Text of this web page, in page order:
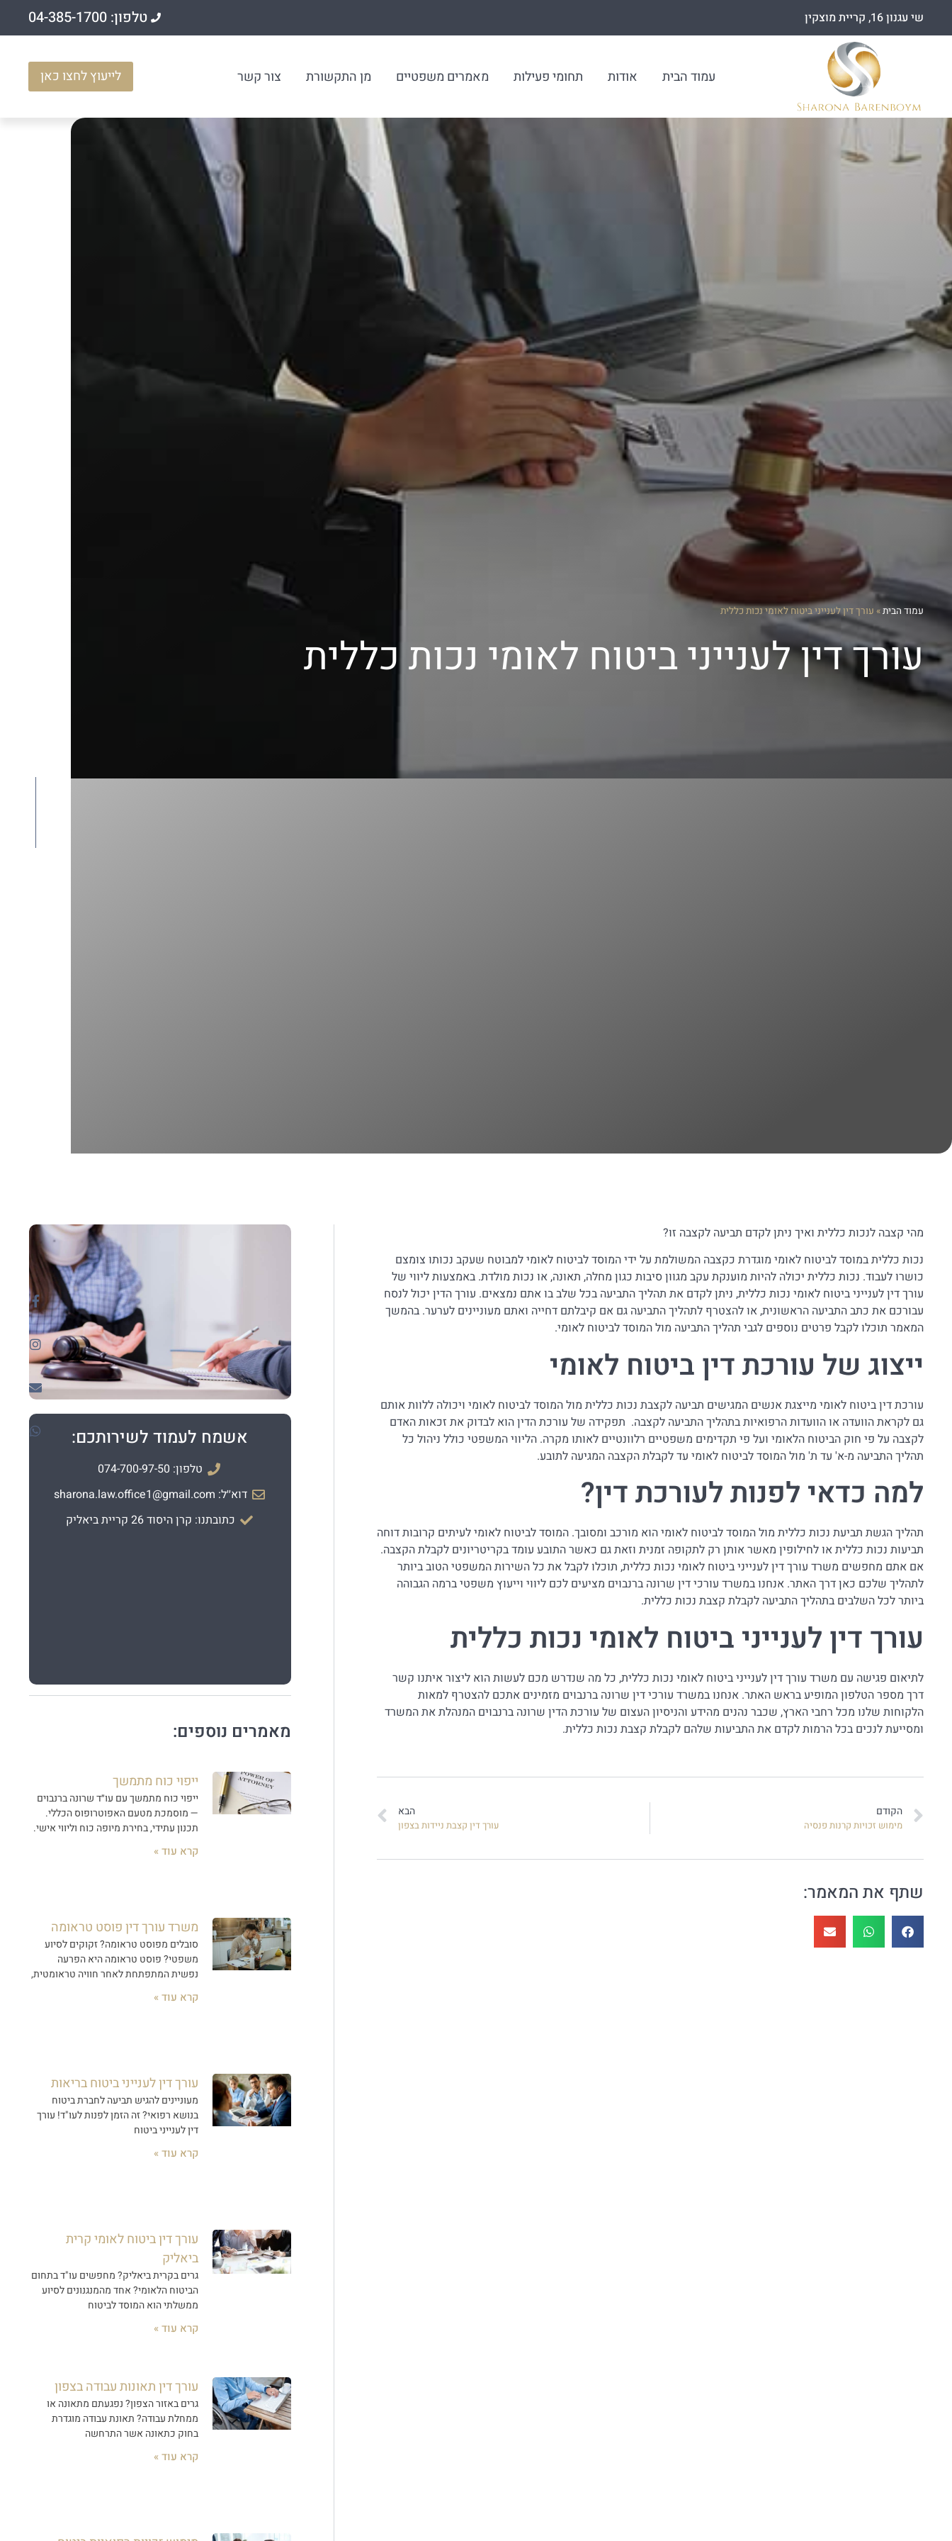
שי עגנון 16, קריית מוצקין טלפון: 04-385-1700
עמוד הבית אודות תחומי פעילות מאמרים משפטיים מן התקשורת צור קשר לייעוץ לחצו כאן
עמוד הבית» עורך דין לענייני ביטוח לאומי נכות כללית
עורך דין לענייני ביטוח לאומי נכות כללית
מהי קצבה לנכות כללית ואיך ניתן לקדם תביעה לקצבה זו?
נכות כללית במוסד לביטוח לאומי מוגדרת כקצבה המשולמת על ידי המוסד לביטוח לאומי למבוטח שעקב נכותו צומצם
כושרו לעבוד. נכות כללית יכולה להיות מוענקת עקב מגוון סיבות כגון מחלה, תאונה, או נכות מולדת. באמצעות ליווי של
עורך דין לענייני ביטוח לאומי נכות כללית, ניתן לקדם את תהליך התביעה בכל שלב בו אתם נמצאים. עורך הדין יכול לנסח
עבורכם את כתב התביעה הראשונית, או להצטרף לתהליך התביעה גם אם קיבלתם דחייה ואתם מעוניינים לערער. בהמשך
המאמר תוכלו לקבל פרטים נוספים לגבי תהליך התביעה מול המוסד לביטוח לאומי.
ייצוג של עורכת דין ביטוח לאומי
עורכת דין ביטוח לאומי מייצגת אנשים המגישים תביעה לקצבת נכות כללית מול המוסד לביטוח לאומי ויכולה ללוות אותם
גם לקראת הוועדה או הוועדות הרפואיות בתהליך התביעה לקצבה. תפקידה של עורכת הדין הוא לבדוק את זכאות האדם
לקצבה על פי חוק הביטוח הלאומי ועל פי תקדימים משפטיים רלוונטיים לאותו מקרה. הליווי המשפטי כולל ניהול כל
תהליך התביעה מ-א' עד ת' מול המוסד לביטוח לאומי עד לקבלת הקצבה המגיעה לתובע.
למה כדאי לפנות לעורכת דין?
תהליך הגשת תביעת נכות כללית מול המוסד לביטוח לאומי הוא מורכב ומסובך. המוסד לביטוח לאומי לעיתים קרובות דוחה
תביעות נכות כללית או לחילופין מאשר אותן רק לתקופה זמנית וזאת גם כאשר התובע עומד בקריטריונים לקבלת הקצבה.
אם אתם מחפשים משרד עורך דין לענייני ביטוח לאומי נכות כללית, תוכלו לקבל את כל השירות המשפטי הטוב ביותר
לתהליך שלכם כאן דרך האתר. אנחנו במשרד עורכי דין שרונה ברנבוים מציעים לכם ליווי וייעוץ משפטי ברמה הגבוהה
ביותר לכל השלבים בתהליך התביעה לקבלת קצבת נכות כללית.
עורך דין לענייני ביטוח לאומי נכות כללית
לתיאום פגישה עם משרד עורך דין לענייני ביטוח לאומי נכות כללית, כל מה שנדרש מכם לעשות הוא ליצור איתנו קשר
דרך מספר הטלפון המופיע בראש האתר. אנחנו במשרד עורכי דין שרונה ברנבוים מזמינים אתכם להצטרף למאות
הלקוחות שלנו מכל רחבי הארץ, שכבר נהנים מהידע והניסיון העצום של עורכת הדין שרונה ברנבוים המנהלת את המשרד
ומסייעת לנכים בכל הרמות לקדם את התביעות שלהם לקבלת קצבת נכות כללית.
הקודם
מימוש זכויות קרנות פנסיה
הבא
עורך דין קצבת ניידות בצפון
שתף את המאמר:
אשמח לעמוד לשירותכם:
טלפון: 074-700-97-50
דוא׳׳ל: sharona.law.office1@gmail.com
כתובתנו: קרן היסוד 26 קריית ביאליק
מאמרים נוספים:
ייפוי כוח מתמשך
ייפוי כוח מתמשך עם עו״ד שרונה ברנבוים
— מוסמכת מטעם האפוטרופוס הכללי.
תכנון עתידי, בחירת מיופה כוח וליווי אישי.
קרא עוד »
משרד עורך דין פוסט טראומה
סובלים מפוסט טראומה? זקוקים לסיוע
משפטי? פוסט טראומה היא הפרעה
נפשית המתפתחת לאחר חוויה טראומטית,
קרא עוד »
עורך דין לענייני ביטוח בריאות
מעוניינים להגיש תביעה לחברת ביטוח
בנושא רפואי? זה הזמן לפנות לעו"ד! עורך
דין לענייני ביטוח
קרא עוד »
עורך דין ביטוח לאומי קרית
ביאליק
גרים בקרית ביאליק? מחפשים עו"ד בתחום
הביטוח הלאומי? אחד מהמנגנונים לסיוע
ממשלתי הוא המוסד לביטוח
קרא עוד »
עורך דין תאונות עבודה בצפון
גרים באזור הצפון? נפגעתם מתאונה או
ממחלת עבודה? תאונת עבודה מוגדרת
בחוק כתאונה אשר התרחשה
קרא עוד »